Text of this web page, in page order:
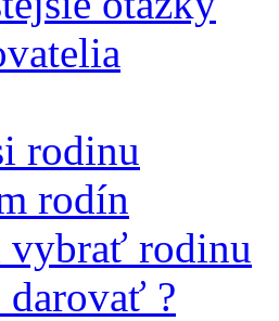
rodinu
rodín
vybrať rodinu
?